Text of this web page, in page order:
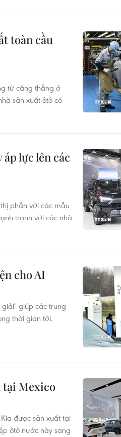
toàn cầu
từ căng thẳng ở
sản xuất ôtô có
lực lên các
phần với các mẫu
tranh với các nhà
cho AI
giúp các trung
thời gian tới.
tại Mexico
được sản xuất tại
ôtô nước này sang